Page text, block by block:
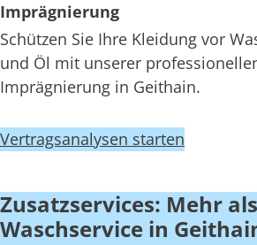
Imprägnierung
Schützen Sie Ihre Kleidung vor
und Öl mit unserer
Imprägnierung in Geithain.
Vertragsanalysen starten
Zusatzservices: Mehr
Waschservice in